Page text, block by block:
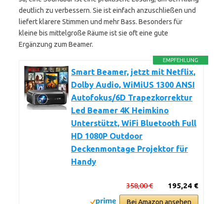
deutlich zu verbessern. Sie ist einfach anzuschließen und
liefert klarere Stimmen und mehr Bass. Besonders für
kleine bis mittelgroße Räume ist sie oft eine gute
Ergänzung zum Beamer.
EMPFEHLUNG
Smart Beamer, jetzt mit Netflix,
Dolby Audio, WiMiUS 1300 ANSI
Autofokus/6D Trapezkorrektur
Led Beamer 4K Heimkino
Unterstützt, WiFi Bluetooth Full
HD 1080P Outdoor
Deckenmontage Projektor für
Handy
195,24 €
358,00 €
Bei Amazon ansehen